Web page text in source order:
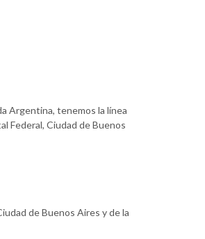
Argentina, tenemos la línea
Federal, Ciudad de Buenos
de Buenos Aires y de la